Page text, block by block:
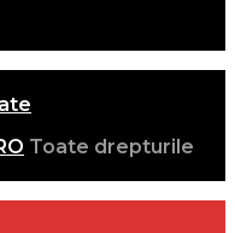
Toate drepturile